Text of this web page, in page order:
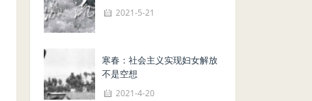
2021-5-21
寒春：社会主义实现妇女解放
不是空想
2021-4-20